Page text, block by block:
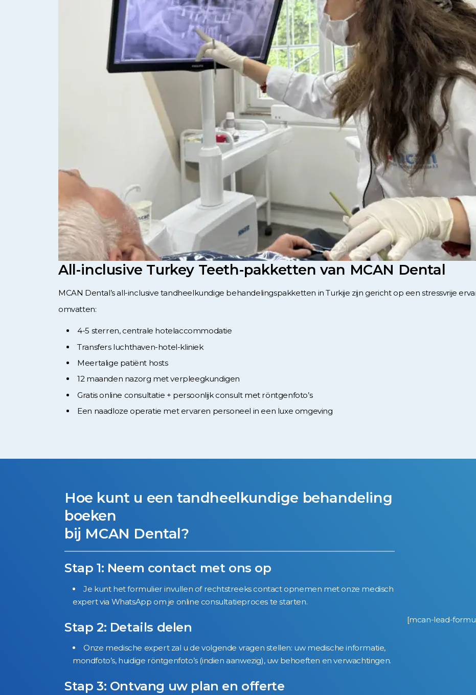
All-inclusive Turkey Teeth-pakketten van MCAN Dental
MCAN Dental’s all-inclusive tandheelkundige behandelingspakketten in Turkije zijn gericht op een stressvrije
omvatten:
4-5 sterren, centrale hotelaccommodatie
Transfers luchthaven-hotel-kliniek
Meertalige patiënt hosts
12 maanden nazorg met verpleegkundigen
Gratis online consultatie + persoonlijk consult met röntgenfoto’s
Een naadloze operatie met ervaren personeel in een luxe omgeving
Hoe kunt u een tandheelkundige behandeling
boeken
bij MCAN Dental?
Stap 1: Neem contact met ons op
Je kunt het formulier invullen of rechtstreeks contact opnemen met onze medisch
expert via WhatsApp om je online consultatieproces te starten.
Stap 2: Details delen
Onze medische expert zal u de volgende vragen stellen: uw medische informatie,
mondfoto’s, huidige röntgenfoto’s (indien aanwezig), uw behoeften en verwachtingen.
Stap 3: Ontvang uw plan en offerte
[mcan-lead-